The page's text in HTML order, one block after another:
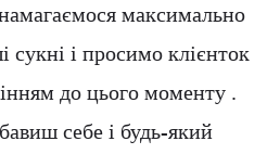
максимально
сукні і просимо клієнток
до цього моменту .
себе і будь-який